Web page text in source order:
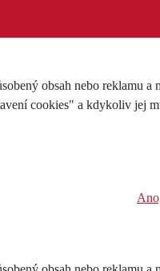
obsah nebo reklamu
cookies" a kdykoliv jej